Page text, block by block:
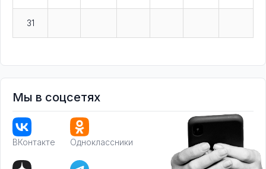
31
Мы в соцсетях
ВКонтакте Одноклассники